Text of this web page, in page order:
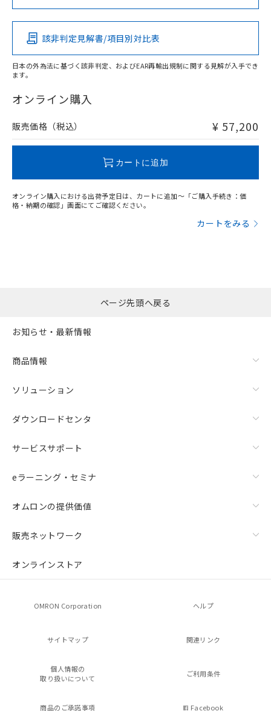
Pb Hg Cd Cr(VI)
O
在庫等で未対応品が混在する可能性があります。
問い合わせください。
この製品の規格認証/適合状況ページへ
その他の認証はこちらのページからご検索ください
該非判定見解書/項目別対比表
日本の外為法に基づく該非判定、およびEAR再輸出規制に関する見解が入手でき
ます。
オンライン購入
販売価格（税込） ¥ 57,200
カートに追加
オンライン購入における出荷予定日は、カートに追加～「ご購入手続き：価
格・納期の確認」画面にてご確認ください。
カートをみる
ページ先頭へ戻る
お知らせ・最新情報
商品情報
ソリューション
ダウンロードセンタ
サービスサポート
eラーニング・セミナ
オムロンの提供価値
販売ネットワーク
オンラインストア
OMRON Corporation ヘルプ
サイトマップ 関連リンク
個人情報の
取り扱いについて
ご利用条件
商品のご承諾事項 Facebook